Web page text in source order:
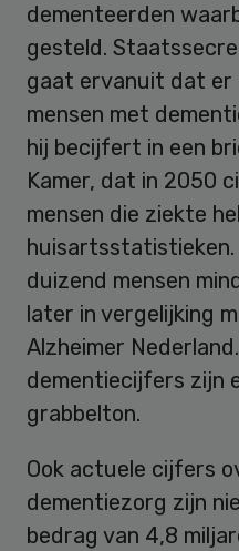
dementeerden
gesteld.
gaat ervanuit dat er
mensen met
hij becijfert in een
Kamer, dat in 2050
mensen die ziekte
huisartsstatistieken.
duizend mensen
later in vergelijking
Alzheimer
dementiecijfers zijn
grabbelton.
Ook actuele cijfers
dementiezorg zijn
bedrag van 4,8